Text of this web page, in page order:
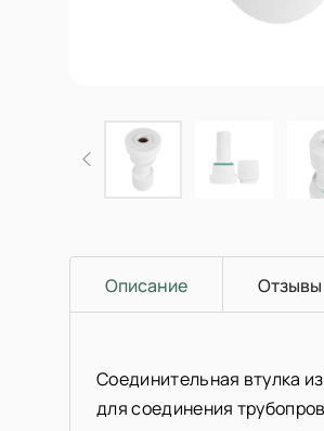
Описание Отзывы
Соединительная втулка
для соединения